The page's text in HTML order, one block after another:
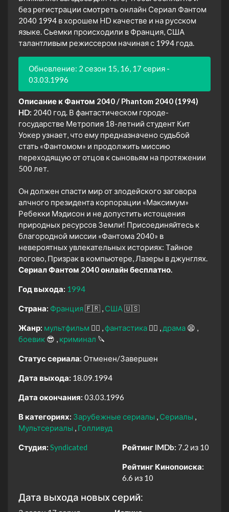
без регистрации смотреть онлайн Сериал Фантом
2040 1994 в хорошем HD качестве и на русском
языке. Сьемки происходили в Франция, США
талантливым режиссером начиная с 1994 года.
Обновление: 2 сезон 15, 16, 17 серия -
03.03.1996
Описание к Фантом 2040 / Phantom 2040 (1994)
HD: 2040 год. В фантастическом городе-
государстве Метропия 18-летний студент Кит
Уокер узнает, что ему предназначено судьбой
стать «Фантомом» и продолжить миссию
переходящую от отцов к сыновьям на протяжении
500 лет.
Он должен спасти мир от злодейского заговора
алчного президента корпорации «Максимум»
Ребекки Мэдисон и не допустить истощения
природных ресурсов Земли! Присоединяйтесь к
благородной миссии «Фантома 2040» в
невероятных увлекательных историях: Тайное
логово, Призрак в компьютере, Лазеры в джунглях.
Сериал Фантом 2040 онлайн бесплатно.
Год выхода: 1994
Страна: Франция🇫🇷 США 🇺🇸
Жанр: мультфильм 🧚‍♀️ фантастика 🧙‍♀️ драма 😫
боевик 😎 криминал 🔪
Статус сериала: Отменен/Завершен
Дата выхода: 18.09.1994
Дата окончания: 03.03.1996
В категориях: Зарубежные сериалы
Сериалы
Мультсериалы
Голливуд
Студия: Syndicated Рейтинг IMDb: 7.2 из 10
Рейтинг Кинопоиска:
6.6 из 10
Дата выхода новых серий: